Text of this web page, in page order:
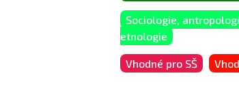
Sociologie,
etnologie
Vhodné pro SŠ